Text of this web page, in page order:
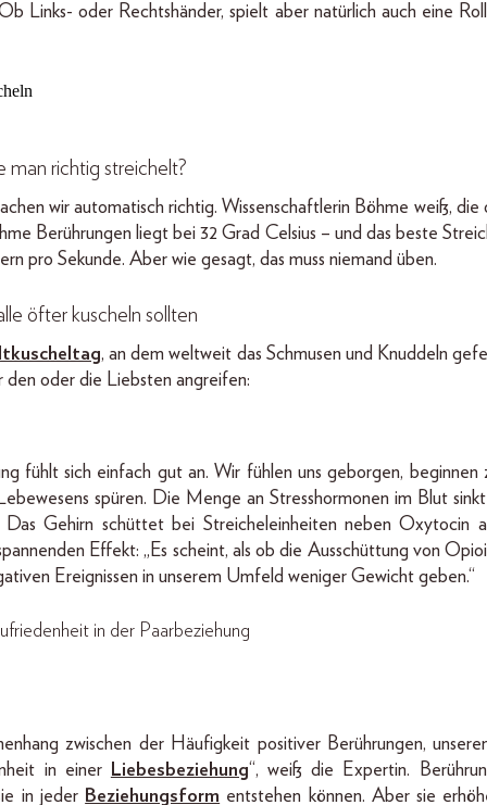
Links- oder Rechtshänder, spielt aber natürlich auch eine
man richtig streichelt?
wir automatisch richtig. Wissenschaftlerin Böhme weiß,
Berührungen liegt bei 32 Grad Celsius – und das beste
pro Sekunde. Aber wie gesagt, das muss niemand üben.
öfter kuscheln sollten
, an dem weltweit das Schmusen und Knuddeln
den oder die Liebsten angreifen:
fühlt sich einfach gut an. Wir fühlen uns geborgen, beginnen
spüren. Die Menge an Stresshormonen im Blut
Das Gehirn schüttet bei Streicheleinheiten neben Oxytocin
Effekt: „Es scheint, als ob die Ausschüttung von
Ereignissen in unserem Umfeld weniger Gewicht geben.“
in der Paarbeziehung
zwischen der Häufigkeit positiver Berührungen,
in einer
Liebesbeziehung“, weiß die Expertin.
in jeder Beziehungsform entstehen können. Aber sie